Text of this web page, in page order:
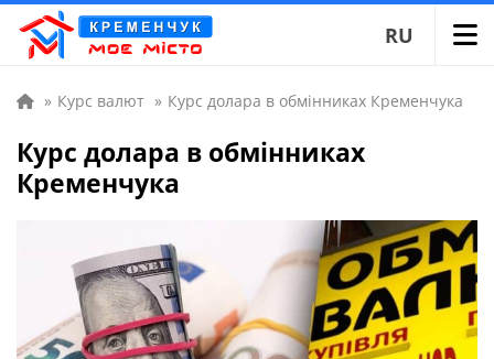
RU
» Курс валют » Курс долара в обмінниках Кременчука
Курс долара в обмінниках
Кременчука